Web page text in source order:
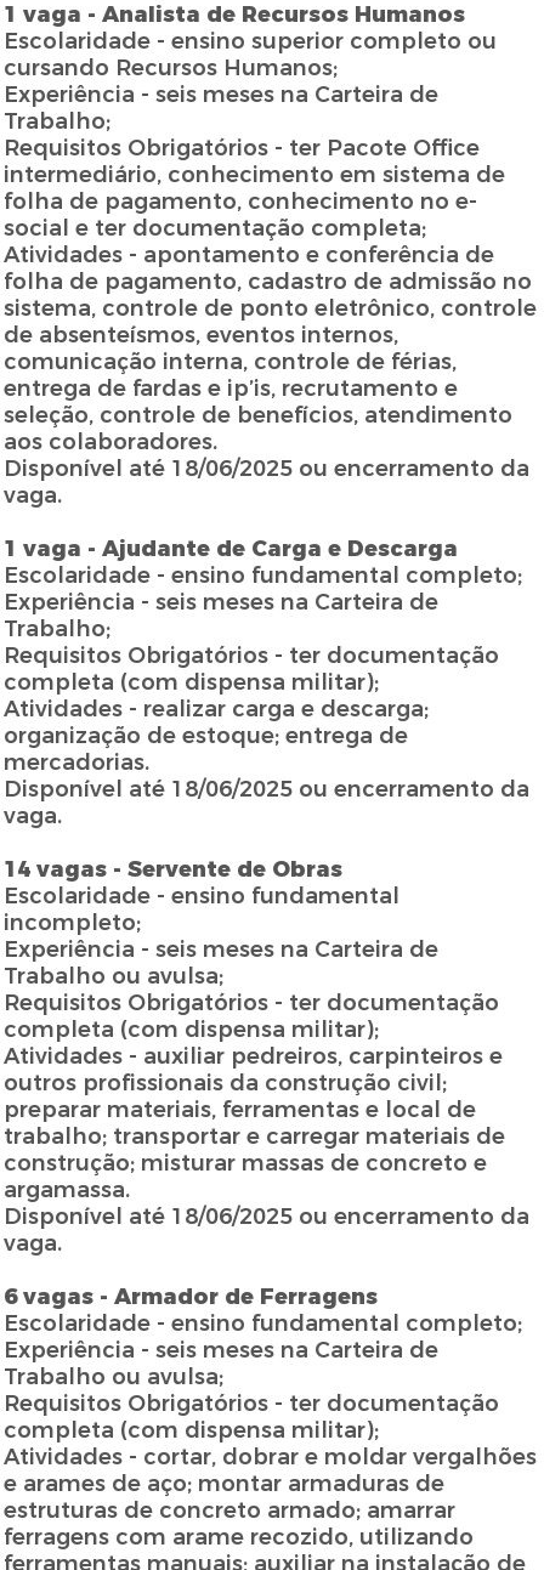
1 vaga - Analista de Recursos Humanos
Escolaridade - ensino superior completo ou
cursando Recursos Humanos;
Experiência - seis meses na Carteira de
Trabalho;
Requisitos Obrigatórios - ter Pacote Office
intermediário, conhecimento em sistema de
folha de pagamento, conhecimento no e-
social e ter documentação completa;
Atividades - apontamento e conferência de
folha de pagamento, cadastro de admissão no
sistema, controle de ponto eletrônico, controle
de absenteísmos, eventos internos,
comunicação interna, controle de férias,
entrega de fardas e ip’is, recrutamento e
seleção, controle de benefícios, atendimento
aos colaboradores.
Disponível até 18/06/2025 ou encerramento da
vaga.
1 vaga - Ajudante de Carga e Descarga
Escolaridade - ensino fundamental completo;
Experiência - seis meses na Carteira de
Trabalho;
Requisitos Obrigatórios - ter documentação
completa (com dispensa militar);
Atividades - realizar carga e descarga;
organização de estoque; entrega de
mercadorias.
Disponível até 18/06/2025 ou encerramento da
vaga.
14 vagas - Servente de Obras
Escolaridade - ensino fundamental
incompleto;
Experiência - seis meses na Carteira de
Trabalho ou avulsa;
Requisitos Obrigatórios - ter documentação
completa (com dispensa militar);
Atividades - auxiliar pedreiros, carpinteiros e
outros profissionais da construção civil;
preparar materiais, ferramentas e local de
trabalho; transportar e carregar materiais de
construção; misturar massas de concreto e
argamassa.
Disponível até 18/06/2025 ou encerramento da
vaga.
6 vagas - Armador de Ferragens
Escolaridade - ensino fundamental completo;
Experiência - seis meses na Carteira de
Trabalho ou avulsa;
Requisitos Obrigatórios - ter documentação
completa (com dispensa militar);
Atividades - cortar, dobrar e moldar vergalhões
e arames de aço; montar armaduras de
estruturas de concreto armado; amarrar
ferragens com arame recozido, utilizando
ferramentas manuais; auxiliar na instalação de